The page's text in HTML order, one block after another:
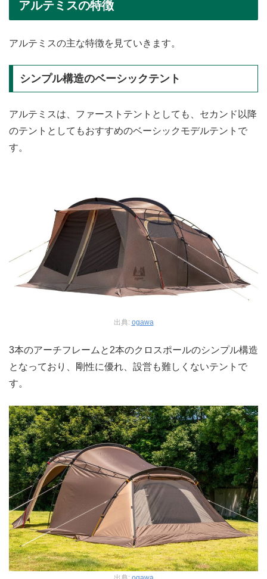
アルテミスの特徴
アルテミスの主な特徴を見ていきます。
シンプル構造のベーシックテント
アルテミスは、ファーストテントとしても、セカンド以降
のテントとしてもおすすめのベーシックモデルテントで
す。
出典: ogawa
3本のアーチフレームと2本のクロスポールのシンプル構造
となっており、剛性に優れ、設営も難しくないテントで
す。